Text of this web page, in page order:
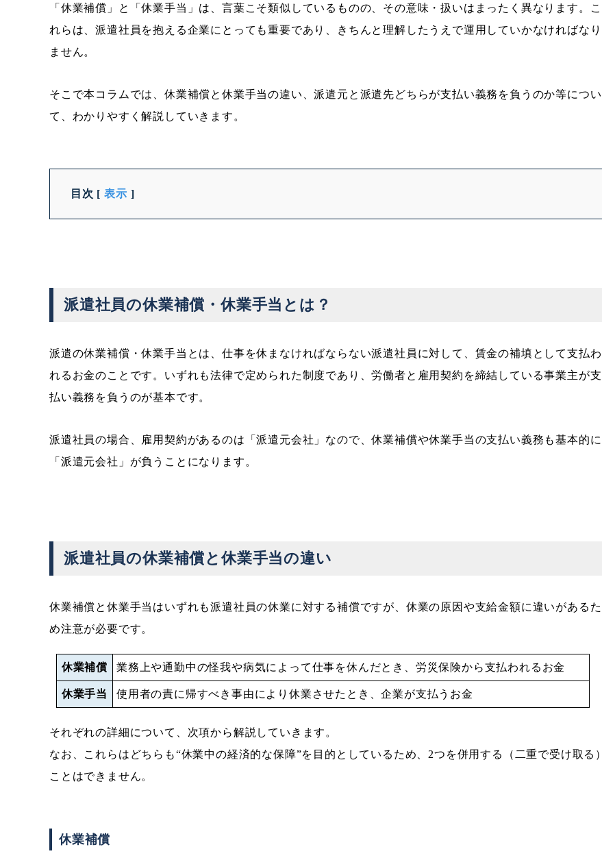
「休業補償」と「休業手当」は、言葉こそ類似しているものの、その意味・扱いはまったく異なります。こ
れらは、派遣社員を抱える企業にとっても重要であり、きちんと理解したうえで運用していかなければなり
ません。
そこで本コラムでは、休業補償と休業手当の違い、派遣元と派遣先どちらが支払い義務を負うのか等につい
て、わかりやすく解説していきます。
目次 [ 表示 ]
派遣社員の休業補償・休業手当とは？
派遣の休業補償・休業手当とは、仕事を休まなければならない派遣社員に対して、賃金の補填として支払わ
れるお金のことです。いずれも法律で定められた制度であり、労働者と雇用契約を締結している事業主が支
払い義務を負うのが基本です。
派遣社員の場合、雇用契約があるのは「派遣元会社」なので、休業補償や休業手当の支払い義務も基本的に
「派遣元会社」が負うことになります。
派遣社員の休業補償と休業手当の違い
休業補償と休業手当はいずれも派遣社員の休業に対する補償ですが、休業の原因や支給金額に違いがあるた
め注意が必要です。
休業補償 業務上や通勤中の怪我や病気によって仕事を休んだとき、労災保険から支払われるお金
休業手当 使用者の責に帰すべき事由により休業させたとき、企業が支払うお金
それぞれの詳細について、次項から解説していきます。
なお、これらはどちらも“休業中の経済的な保障”を目的としているため、2つを併用する（二重で受け取る）
ことはできません。
休業補償